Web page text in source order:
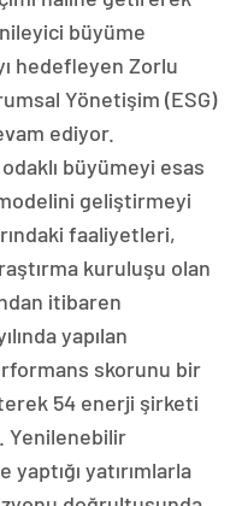
büyüme
hedefleyen Zorlu
Yönetişim (ESG)
ediyor.
büyümeyi esas
geliştirmeyi
faaliyetleri,
kuruluşu olan
itibaren
yapılan
skorunu bir
54 enerji şirketi
Yenilenebilir
yatırımlarla